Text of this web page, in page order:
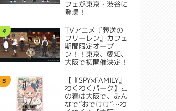
フェが東京・渋谷に
登場！
4
TVアニメ『葬送の
フリーレン』カフェ
期間限定オープ
ン！！東京、愛知、
大阪で初開催決定！
5
【『SPY×FAMILY』
わくわくパーク】こ
の春は大阪で、みん
なで”おでけけ”…わ